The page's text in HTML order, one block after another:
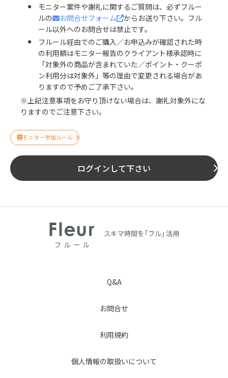
モニター案件や謝礼に関するご質問は、必ずフルー
ルの
お問合せフォーム
からお送り下さい。フル
ール以外へのお問合せは禁止です。
フルール経由でのご購入／お申込みが確認された時
の利用額はモニター報告のクライアント様承認時に
「対象外の商品が含まれていた／ポイント・クーポ
ン利用分は対象外」等の理由で変更される場合があ
りますので予めご了承下さい。
※上記注意事項をお守り頂けない場合は、謝礼対象外にな
りますのでご注意下さい。
モニター参加ルール
ログインして下さい
Q&A
お問合せ
利用規約
個人情報の取扱いについて